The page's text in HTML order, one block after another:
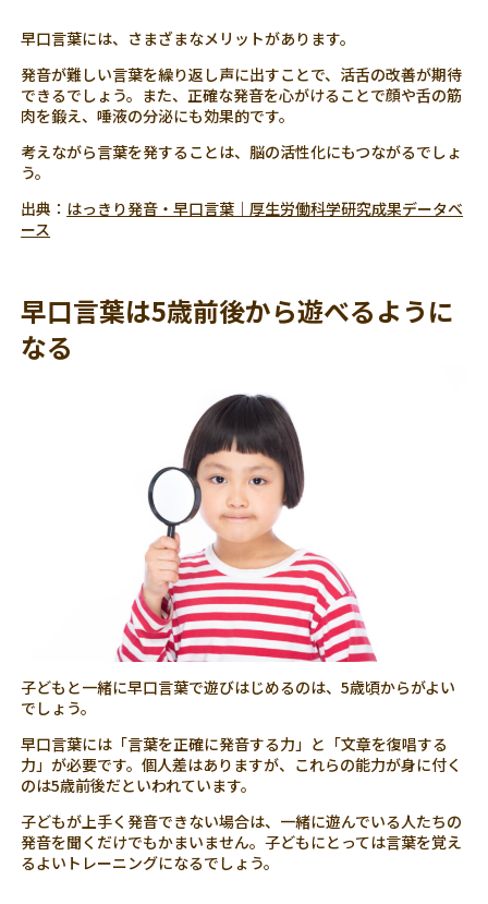
早口言葉には、さまざまなメリットがあります。
発音が難しい言葉を繰り返し声に出すことで、活舌の改善が期待
できるでしょう。また、正確な発音を心がけることで顔や舌の筋
肉を鍛え、唾液の分泌にも効果的です。
考えながら言葉を発することは、脳の活性化にもつながるでしょ
う。
出典： はっきり発音・早口言葉｜厚生労働科学研究成果データベ
ース
早口言葉は5歳前後から遊べるように
なる
子どもと一緒に早口言葉で遊びはじめるのは、5歳頃からがよい
でしょう。
早口言葉には「言葉を正確に発音する力」と「文章を復唱する
力」が必要です。個人差はありますが、これらの能力が身に付く
のは5歳前後だといわれています。
子どもが上手く発音できない場合は、一緒に遊んでいる人たちの
発音を聞くだけでもかまいません。子どもにとっては言葉を覚え
るよいトレーニングになるでしょう。